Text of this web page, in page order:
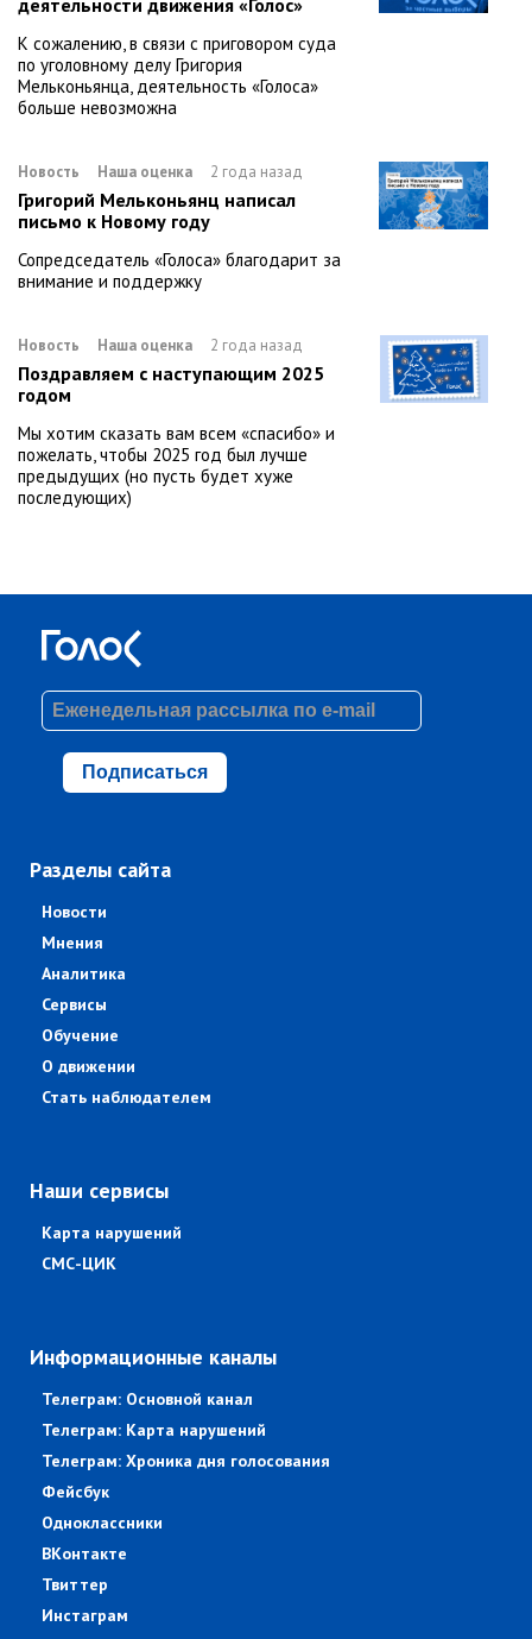
деятельности движения «Голос»
К сожалению, в связи с приговором суда
по уголовному делу Григория
Мельконьянца, деятельность «Голоса»
больше невозможна
Новость Наша оценка 2 года назад
Григорий Мельконьянц написал
письмо к Новому году
Сопредседатель «Голоса» благодарит за
внимание и поддержку
Новость Наша оценка 2 года назад
Поздравляем с наступающим 2025
годом
Мы хотим сказать вам всем «спасибо» и
пожелать, чтобы 2025 год был лучше
предыдущих (но пусть будет хуже
последующих)
Подписаться
Разделы сайта
Новости
Мнения
Аналитика
Сервисы
Обучение
О движении
Стать наблюдателем
Наши сервисы
Карта нарушений
СМС-ЦИК
Информационные каналы
Телеграм: Основной канал
Телеграм: Карта нарушений
Телеграм: Хроника дня голосования
Фейсбук
Одноклассники
ВКонтакте
Твиттер
Инстаграм